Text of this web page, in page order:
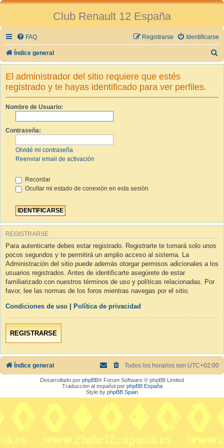
Club Renault 12 España
FAQ Identificarse
Registrarse
Índice general
u
El administrador del sitio requiere que estés
registrado y te hayas identificado para ver perfiles.
Nombre de Usuario:
Contraseña:
Olvidé mi contraseña
Reenviar email de activación
Recordar
Ocultar mi estado de conexión en esta sesión
REGISTRARSE
Para autenticarte debes estar registrado. Registrarte te tomará solo unos
pocos segundos y te permitirá un amplio acceso al sistema. La
Administración del sitio puede además otorgar permisos adicionales a los
usuarios registrados. Antes de identificarte asegúrete de estar
familiarizado con nuestros términos de uso y políticas relacionadas. Por
favor, lee las normas de los foros mientras navegas por el sitio.
Condiciones de uso Política de privacidad
REGISTRARSE
Índice general Todos los horarios son UTC+02:00
Desarrollado por phpBB® Forum Software © phpBB Limited
Traducción al español por phpBB España
Style by phpBB Spain